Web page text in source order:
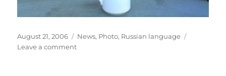
Posted
on
August 21, 2006 Categories
News, Photo, Russian language
Leave a commenton